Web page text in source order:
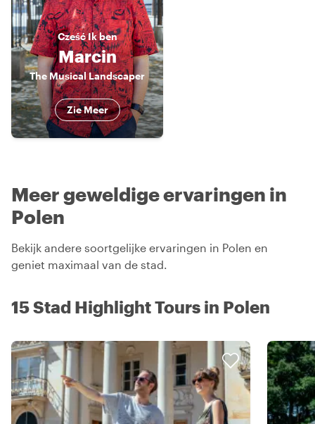
CześćIk ben
Marcin
The Musical Landscaper
Zie Meer
Meer geweldige ervaringen in
Polen
Bekijk andere soortgelijke ervaringen in Polen en
geniet maximaal van de stad.
15 Stad Highlight Tours in Polen